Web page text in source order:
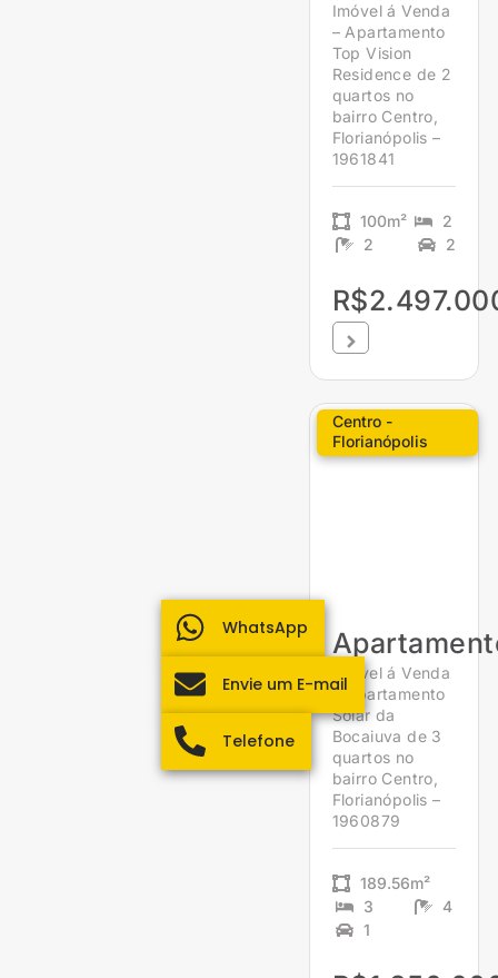
Imóvel á Venda
– Apartamento
Top Vision
Residence de 2
quartos no
bairro Centro,
Florianópolis –
1961841
100m²
2
2
2
Centro -
Florianópolis
Imóvel á Venda
– Apartamento
Solar da
Bocaiuva de 3
quartos no
bairro Centro,
Florianópolis –
1960879
189.56m²
3
4
1
WhatsApp
Envie um E-mail
Telefone